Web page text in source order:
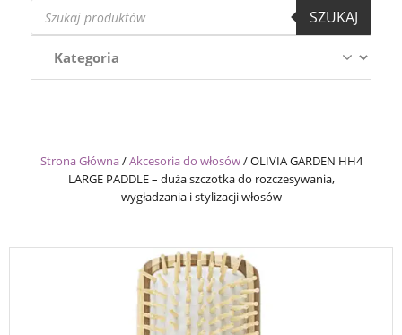
Wyszukiwarka
produktów
SZUKAJ
Strona Główna/Akcesoria do włosów/OLIVIA GARDEN HH4
LARGE PADDLE – duża szczotka do rozczesywania,
wygładzania i stylizacji włosów